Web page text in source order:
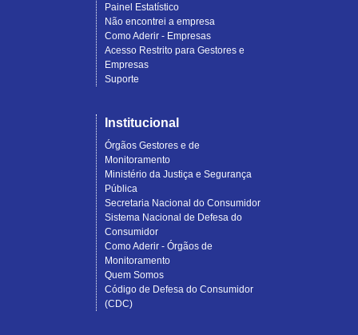
Painel Estatístico
Não encontrei a empresa
Como Aderir - Empresas
Acesso Restrito para Gestores e
Empresas
Suporte
Institucional
Órgãos Gestores e de
Monitoramento
Ministério da Justiça e Segurança
Pública
Secretaria Nacional do Consumidor
Sistema Nacional de Defesa do
Consumidor
Como Aderir - Órgãos de
Monitoramento
Quem Somos
Código de Defesa do Consumidor
(CDC)